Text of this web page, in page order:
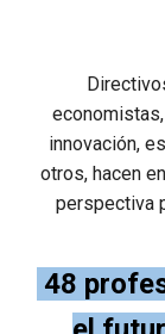
innovación,
otros, hacen
perspectiva
48